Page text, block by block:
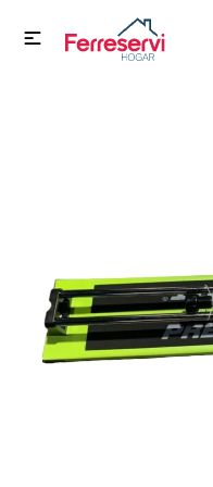

Tecnología